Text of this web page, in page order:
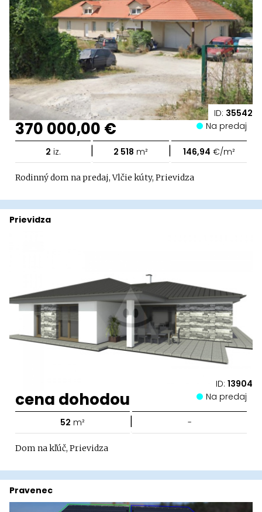
ID: 35542
370 000,00 € Na predaj
2 iz. | 2 518 m² | 146,94 €/m²
Rodinný dom na predaj, Vlčie kúty, Prievidza
ID: 13904
Prievidza
cena dohodou Na predaj
52 m² | -
Dom na kľúč, Prievidza
Pravenec